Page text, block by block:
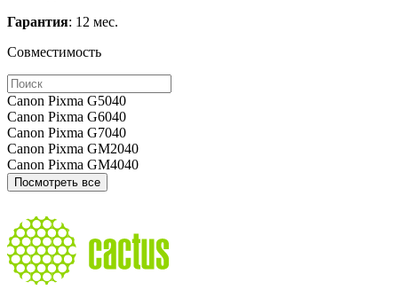
Гарантия: 12 мес.
Совместимость
Canon Pixma G5040
Canon Pixma G6040
Canon Pixma G7040
Canon Pixma GM2040
Canon Pixma GM4040
Посмотреть все